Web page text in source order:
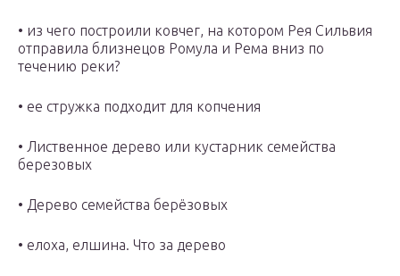
• из чего построили ковчег, на котором Рея Сильвия
отправила близнецов Ромула и Рема вниз по
течению реки?
• ее стружка подходит для копчения
• Лиственное дерево или кустарник семейства
березовых
• Дерево семейства берёзовых
• елоха, елшина. Что за дерево